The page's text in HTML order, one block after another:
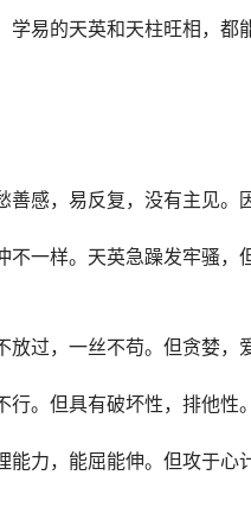
易的天英和天柱旺相，都
感，易反复，没有主见。
一样。天英急躁发牢骚，
过，一丝不苟。但贪婪，
。但具有破坏性，排他性。
力，能屈能伸。但攻于心